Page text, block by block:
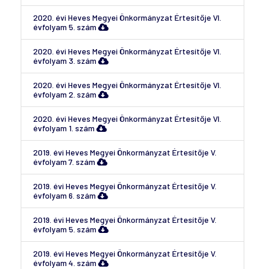
2020. évi Heves Megyei Önkormányzat Értesítője VI.
évfolyam 5. szám
2020. évi Heves Megyei Önkormányzat Értesítője VI.
évfolyam 3. szám
2020. évi Heves Megyei Önkormányzat Értesítője VI.
évfolyam 2. szám
2020. évi Heves Megyei Önkormányzat Értesítője VI.
évfolyam 1. szám
2019. évi Heves Megyei Önkormányzat Értesítője V.
évfolyam 7. szám
2019. évi Heves Megyei Önkormányzat Értesítője V.
évfolyam 6. szám
2019. évi Heves Megyei Önkormányzat Értesítője V.
évfolyam 5. szám
2019. évi Heves Megyei Önkormányzat Értesítője V.
évfolyam 4. szám